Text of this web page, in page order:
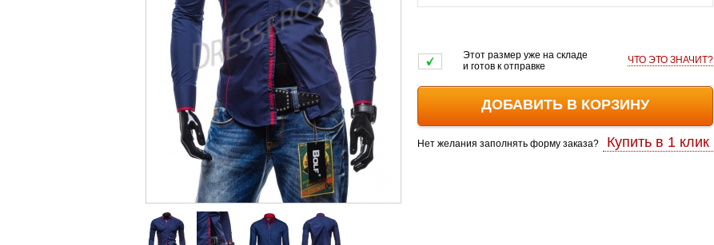
Этот размер уже на складе
и готов к отправке
ЧТО ЭТО ЗНАЧИТ?
ДОБАВИТЬ В КОРЗИНУ
Нет желания заполнять форму заказа? Купить в 1 клик